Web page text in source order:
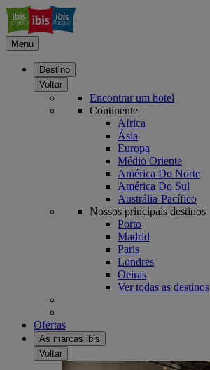
Menu
Destino
Voltar
Encontrar um hotel
Continente
Africa
Ásia
Europa
Médio Oriente
América Do Norte
América Do Sul
Austrália-Pacífico
Nossos principais destinos
Porto
Madrid
Paris
Londres
Oeiras
Ver todas as destinos
Ofertas
As marcas ibis
Voltar